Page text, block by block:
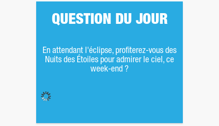
QUESTION DU JOUR
En attendant l'éclipse, profiterez-vous des
Nuits des Étoiles pour admirer le ciel, ce
week-end ?